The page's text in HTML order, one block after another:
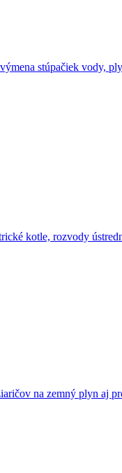
stúpačiek vody,
kotle, rozvody
na zemný plyn aj